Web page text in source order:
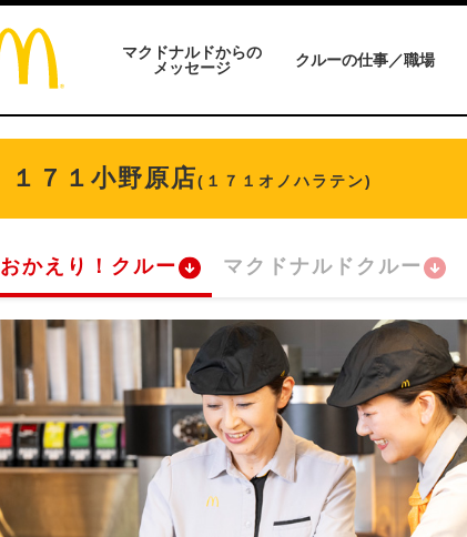
マクドナルドからの
メッセージ
クルーの仕事／職場
１７１小野原店(１７１オノハラテン)
おかえり！クルー マクドナルドクルー